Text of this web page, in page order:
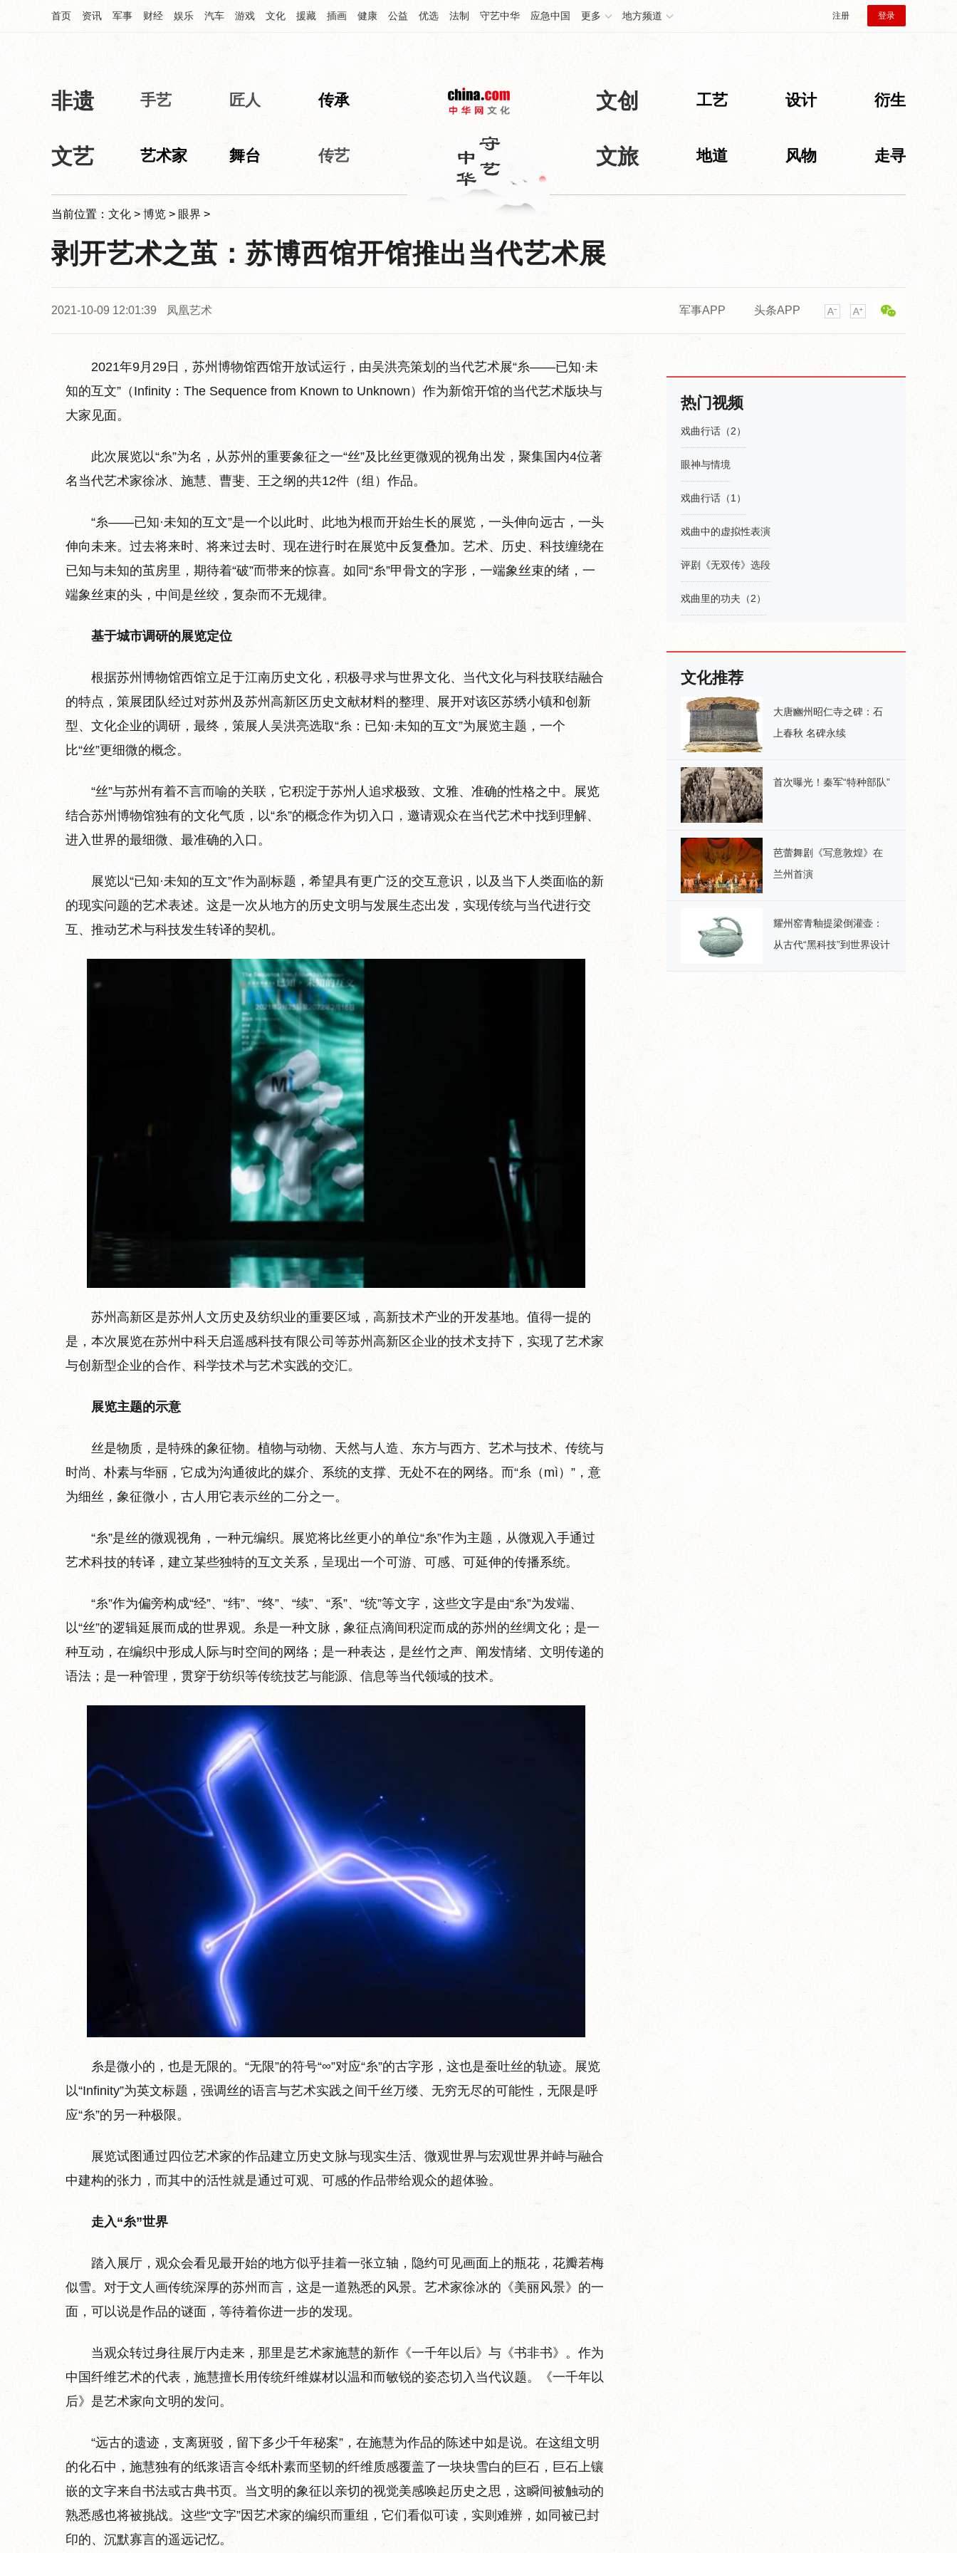
首页 资讯 军事 财经 娱乐 汽车 游戏 文化 援藏 插画 健康 公益 优选 法制 守艺中华 应急中国 更多 地方频道 注册 登录
中华网文化频道
非遗 手艺 匠人 传承
文艺 艺术家 舞台 传艺
文创 工艺 设计 衍生
文旅 地道 风物 走寻
当前位置： 文化 > 博览 > 眼界 >
剥开艺术之茧：苏博西馆开馆推出当代艺术展
2021-10-09 12:01:39 凤凰艺术 军事APP 头条APP
2021年9月29日，苏州博物馆西馆开放试运行，由吴洪亮策划的当代艺术展“糸——已知·未
知的互文”（Infinity：The Sequence from Known to Unknown）作为新馆开馆的当代艺术版块与
大家见面。
此次展览以“糸”为名，从苏州的重要象征之一“丝”及比丝更微观的视角出发，聚集国内4位著
名当代艺术家徐冰、施慧、曹斐、王之纲的共12件（组）作品。
“糸——已知·未知的互文”是一个以此时、此地为根而开始生长的展览，一头伸向远古，一头
伸向未来。过去将来时、将来过去时、现在进行时在展览中反复叠加。艺术、历史、科技缠绕在
已知与未知的茧房里，期待着“破”而带来的惊喜。如同“糸”甲骨文的字形，一端象丝束的绪，一
端象丝束的头，中间是丝绞，复杂而不无规律。
基于城市调研的展览定位
根据苏州博物馆西馆立足于江南历史文化，积极寻求与世界文化、当代文化与科技联结融合
的特点，策展团队经过对苏州及苏州高新区历史文献材料的整理、展开对该区苏绣小镇和创新
型、文化企业的调研，最终，策展人吴洪亮选取“糸：已知·未知的互文”为展览主题，一个
比“丝”更细微的概念。
“丝”与苏州有着不言而喻的关联，它积淀于苏州人追求极致、文雅、准确的性格之中。展览
结合苏州博物馆独有的文化气质，以“糸”的概念作为切入口，邀请观众在当代艺术中找到理解、
进入世界的最细微、最准确的入口。
展览以“已知·未知的互文”作为副标题，希望具有更广泛的交互意识，以及当下人类面临的新
的现实问题的艺术表述。这是一次从地方的历史文明与发展生态出发，实现传统与当代进行交
互、推动艺术与科技发生转译的契机。
苏州高新区是苏州人文历史及纺织业的重要区域，高新技术产业的开发基地。值得一提的
是，本次展览在苏州中科天启遥感科技有限公司等苏州高新区企业的技术支持下，实现了艺术家
与创新型企业的合作、科学技术与艺术实践的交汇。
展览主题的示意
丝是物质，是特殊的象征物。植物与动物、天然与人造、东方与西方、艺术与技术、传统与
时尚、朴素与华丽，它成为沟通彼此的媒介、系统的支撑、无处不在的网络。而“糸（mì）”，意
为细丝，象征微小，古人用它表示丝的二分之一。
“糸”是丝的微观视角，一种元编织。展览将比丝更小的单位“糸”作为主题，从微观入手通过
艺术科技的转译，建立某些独特的互文关系，呈现出一个可游、可感、可延伸的传播系统。
“糸”作为偏旁构成“经”、“纬”、“终”、“续”、“系”、“统”等文字，这些文字是由“糸”为发端、
以“丝”的逻辑延展而成的世界观。糸是一种文脉，象征点滴间积淀而成的苏州的丝绸文化；是一
种互动，在编织中形成人际与时空间的网络；是一种表达，是丝竹之声、阐发情绪、文明传递的
语法；是一种管理，贯穿于纺织等传统技艺与能源、信息等当代领域的技术。
糸是微小的，也是无限的。“无限”的符号“∞”对应“糸”的古字形，这也是蚕吐丝的轨迹。展览
以“Infinity”为英文标题，强调丝的语言与艺术实践之间千丝万缕、无穷无尽的可能性，无限是呼
应“糸”的另一种极限。
展览试图通过四位艺术家的作品建立历史文脉与现实生活、微观世界与宏观世界并峙与融合
中建构的张力，而其中的活性就是通过可观、可感的作品带给观众的超体验。
走入“糸”世界
踏入展厅，观众会看见最开始的地方似乎挂着一张立轴，隐约可见画面上的瓶花，花瓣若梅
似雪。对于文人画传统深厚的苏州而言，这是一道熟悉的风景。艺术家徐冰的《美丽风景》的一
面，可以说是作品的谜面，等待着你进一步的发现。
当观众转过身往展厅内走来，那里是艺术家施慧的新作《一千年以后》与《书非书》。作为
中国纤维艺术的代表，施慧擅长用传统纤维媒材以温和而敏锐的姿态切入当代议题。《一千年以
后》是艺术家向文明的发问。
“远古的遗迹，支离斑驳，留下多少千年秘案”，在施慧为作品的陈述中如是说。在这组文明
的化石中，施慧独有的纸浆语言令纸朴素而坚韧的纤维质感覆盖了一块块雪白的巨石，巨石上镶
嵌的文字来自书法或古典书页。当文明的象征以亲切的视觉美感唤起历史之思，这瞬间被触动的
熟悉感也将被挑战。这些“文字”因艺术家的编织而重组，它们看似可读，实则难辨，如同被已封
印的、沉默寡言的遥远记忆。
热门视频
戏曲行话（2）
眼神与情境
戏曲行话（1）
戏曲中的虚拟性表演
评剧《无双传》选段
戏曲里的功夫（2）
文化推荐
大唐豳州昭仁寺之碑：石
上春秋 名碑永续
首次曝光！秦军“特种部队”
芭蕾舞剧《写意敦煌》在
兰州首演
耀州窑青釉提梁倒灌壶：
从古代“黑科技”到世界设计